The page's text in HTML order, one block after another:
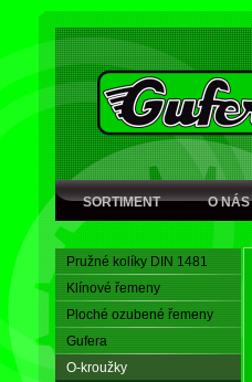
SORTIMENT O NÁS
Pružné kolíky DIN 1481
Klínové řemeny
Ploché ozubené řemeny
Gufera
O-kroužky